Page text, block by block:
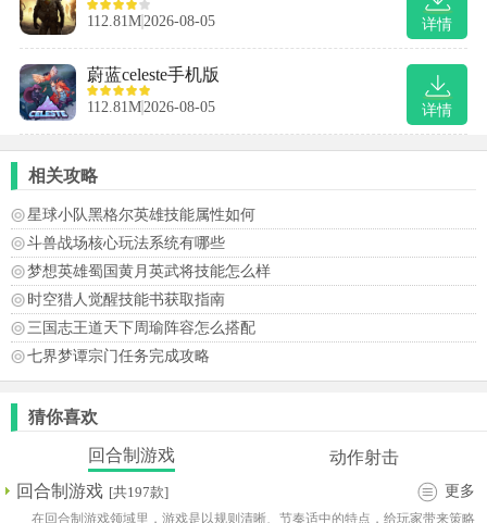
详情
112.81M2026-08-05
详情
蔚蓝celeste手机版
112.81M2026-08-05
相关攻略
星球小队黑格尔英雄技能属性如何
斗兽战场核心玩法系统有哪些
梦想英雄蜀国黄月英武将技能怎么样
时空猎人觉醒技能书获取指南
三国志王道天下周瑜阵容怎么搭配
七界梦谭宗门任务完成攻略
猜你喜欢
回合制游戏
动作射击
回合制游戏 [共197款] 更多
在回合制游戏领域里，游戏是以规则清晰、节奏适中的特点，给玩家带来策略